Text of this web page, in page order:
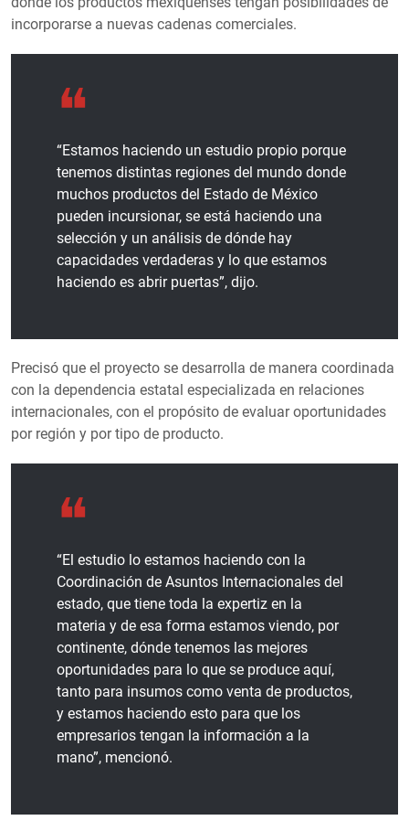
incorporarse a nuevas cadenas comerciales.
“Estamos haciendo un estudio propio porque
tenemos distintas regiones del mundo donde
muchos productos del Estado de México
pueden incursionar, se está haciendo una
selección y un análisis de dónde hay
capacidades verdaderas y lo que estamos
haciendo es abrir puertas”, dijo.
Precisó que el proyecto se desarrolla de manera coordinada
con la dependencia estatal especializada en relaciones
internacionales, con el propósito de evaluar oportunidades
por región y por tipo de producto.
“El estudio lo estamos haciendo con la
Coordinación de Asuntos Internacionales del
estado, que tiene toda la expertiz en la
materia y de esa forma estamos viendo, por
continente, dónde tenemos las mejores
oportunidades para lo que se produce aquí,
tanto para insumos como venta de productos,
y estamos haciendo esto para que los
empresarios tengan la información a la
mano”, mencionó.